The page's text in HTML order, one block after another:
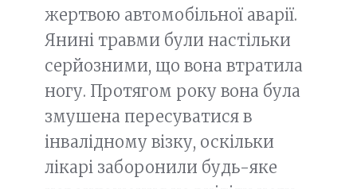
жертвою автомобільної аварії.
Янині травми були настільки
серйозними, що вона втратила
ногу. Протягом року вона була
змушена пересуватися в
інвалідному візку, оскільки
лікарі заборонили будь-яке